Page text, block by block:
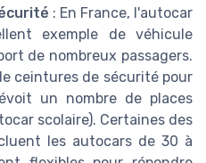
: En France, l'autocar
exemple de véhicule
de nombreux passagers.
ceintures de sécurité pour
un nombre de places
scolaire). Certaines des
les autocars de 30 à